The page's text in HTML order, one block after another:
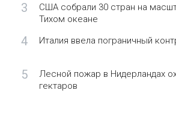
3
США собрали 30 стран на
Тихом океане
4 Италия ввела пограничный
5
Лесной пожар в Нидерландах
гектаров